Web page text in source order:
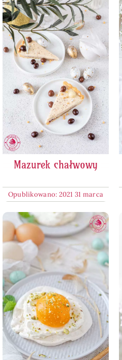
Mazurek chałwowy
Opublikowano: 2021 31 marca